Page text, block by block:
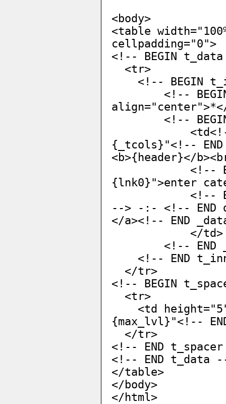
<body>
<table
cellpadding="0">
<!-- BEGIN
<tr>
<!-- BEGIN
<!-- BEGIN
<!-- BEGIN
<td<!--
{_tcols}"<!--
<b>{header}</
<!-- BEGIN
{lnk0}">enter
<!-- BEGIN
--> -:- <!-- END
</a><!-- END
</td>
<!-- END
<!-- END
</tr>
<!-- BEGIN
<tr>
<td
{max_lvl}"<!--
</tr>
<!-- END
<!-- END t_data
</table>
</body>
</html>